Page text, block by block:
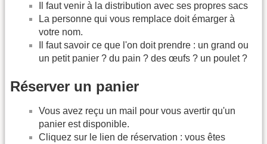
Il faut venir à la distribution avec ses propres sacs
La personne qui vous remplace doit émarger à
votre nom.
Il faut savoir ce que l'on doit prendre : un grand ou
un petit panier ? du pain ? des œufs ? un poulet ?
Réserver un panier
Vous avez reçu un mail pour vous avertir qu'un
panier est disponible.
Cliquez sur le lien de réservation : vous êtes